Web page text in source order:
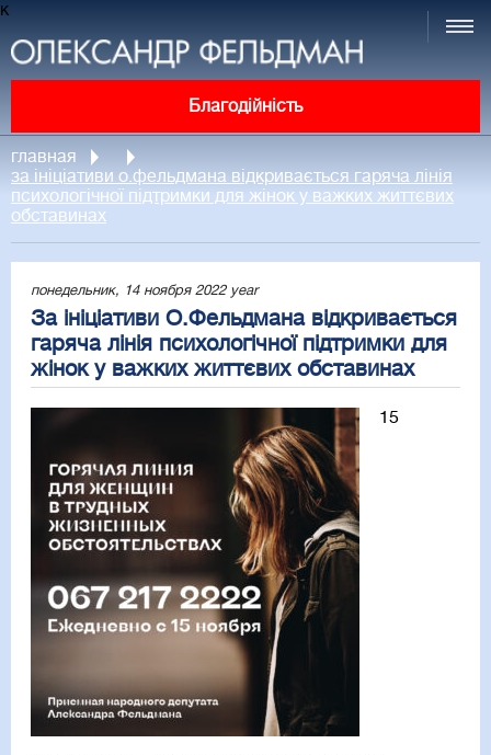
к
Благодійність
главная
за ініціативи о.фельдмана відкривається гаряча лінія
психологічної підтримки для жінок у важких життєвих
обставинах
понедельник, 14 ноября 2022 year
За ініціативи О.Фельдмана відкривається
гаряча лінія психологічної підтримки для
жінок у важких життєвих обставинах
15